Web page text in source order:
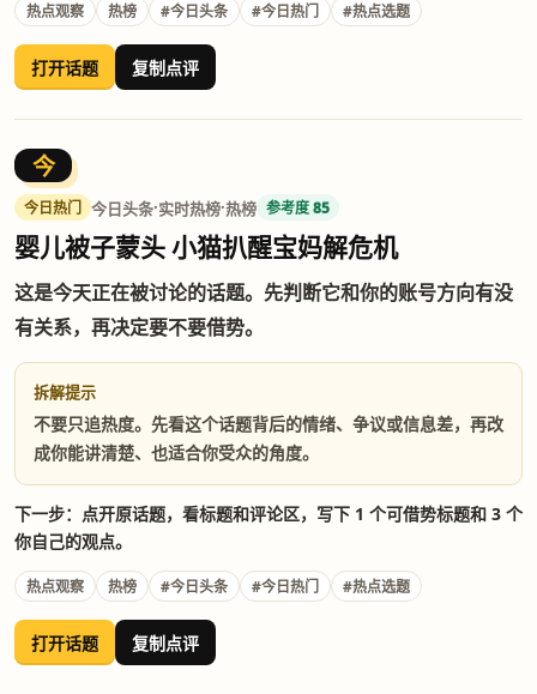
热点观察 热榜 #今日头条 #今日热门 #热点选题
打开话题 复制点评
今
今日热门 今日头条·实时热榜·热榜 参考度 85
婴儿被子蒙头 小猫扒醒宝妈解危机
这是今天正在被讨论的话题。先判断它和你的账号方向有没
有关系，再决定要不要借势。
拆解提示
不要只追热度。先看这个话题背后的情绪、争议或信息差，再改
成你能讲清楚、也适合你受众的角度。
下一步：点开原话题，看标题和评论区，写下 1 个可借势标题和 3 个
你自己的观点。
热点观察 热榜 #今日头条 #今日热门 #热点选题
打开话题 复制点评